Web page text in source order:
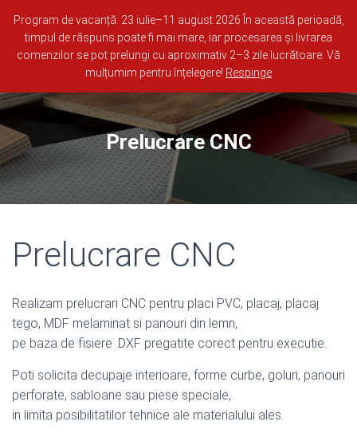
Program de vacanță: 23 iulie–11 august 2026 În această perioadă,
timpul de răspuns poate fi mai mare, iar procesarea și livrarea
comenzilor se pot prelungi cu aproximativ 2–3 zile lucrătoare. Vă
mulțumim pentru înțelegere! Respinge
0722 681 973 Whatsapp office@lemn-online.ro
Prelucrare CNC
Prelucrare CNC
Realizam prelucrari CNC pentru placi PVC, placaj, placaj
tego, MDF melaminat si panouri din lemn,
pe baza de fisiere .DXF pregatite corect pentru executie.
Poti solicita decupaje interioare, forme curbe, goluri, panouri
perforate, sabloane sau piese speciale,
in limita posibilitatilor tehnice ale materialului ales.